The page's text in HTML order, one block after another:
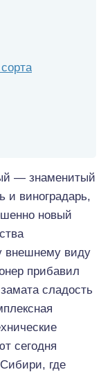
— знаменитый
и виноградарь,
новый
внешнему виду
прибавил
сладость
сегодня
где